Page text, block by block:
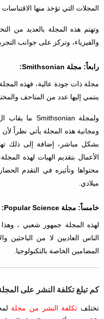
المجلات التي تؤخذ منها
وتهتم هذه المجلة بالعديد من
والفيزياء، وتركز على جوانب
رابعاً: مجلة Smithsonian:
مجلة ذات جودة عالية، فهذه
ينتمي إليها عدد من المتاحف
ومجانية هذه المجلة يأتي نظراً
بشكل مباشر، إضافة إلى ذلك
الأعمال بتقديم الهبات لهذه
محتواها وتأثيره في التقدم
ميلادي.
خامساً: مجلة Popular Science:
لهذه المجلة جمهور شعبي ،
الناس العاديين لا من الباحثين
المضامين الخاصة بالتكنولوجيا.
كم تبلغ تكلفة النشر على
تختلف تكلفة النشر من مجلة